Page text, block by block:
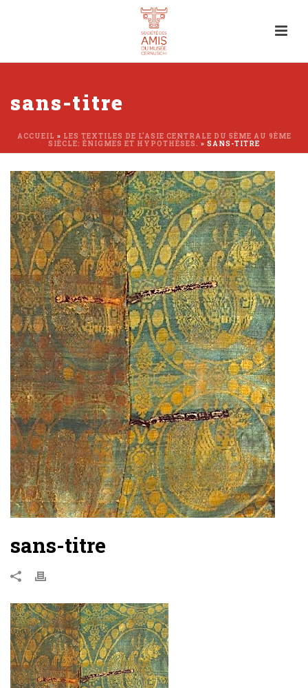
sans-titre
ACCUEIL » LES TEXTILES DE L’ASIE CENTRALE DU 5ÈME AU 9ÈME
SIÈCLE: ÉNIGMES ET HYPOTHÈSES. » SANS-TITRE
sans-titre